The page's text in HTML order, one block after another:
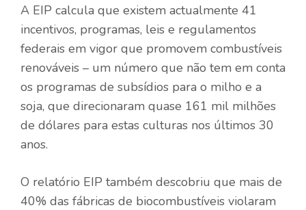
A EIP calcula que existem actualmente 41
incentivos, programas, leis e regulamentos
federais em vigor que promovem combustíveis
renováveis ​​– um número que não tem em conta
os programas de subsídios para o milho e a
soja, que direcionaram quase 161 mil milhões
de dólares para estas culturas nos últimos 30
anos.
O relatório EIP também descobriu que mais de
40% das fábricas de biocombustíveis violaram